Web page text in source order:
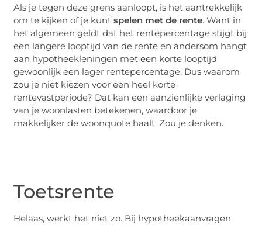
Als je tegen deze grens aanloopt, is het aantrekkelijk
om te kijken of je kunt spelen met de rente. Want in
het algemeen geldt dat het rentepercentage stijgt bij
een langere looptijd van de rente en andersom hangt
aan hypotheekleningen met een korte looptijd
gewoonlijk een lager rentepercentage. Dus waarom
zou je niet kiezen voor een heel korte
rentevastperiode? Dat kan een aanzienlijke verlaging
van je woonlasten betekenen, waardoor je
makkelijker de woonquote haalt. Zou je denken.
Toetsrente
Helaas, werkt het niet zo. Bij hypotheekaanvragen